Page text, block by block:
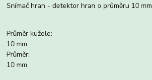
Snímač hran - detektor hran o průměru 10 mm
Průměr kužele:
10 mm
Průměr:
10 mm